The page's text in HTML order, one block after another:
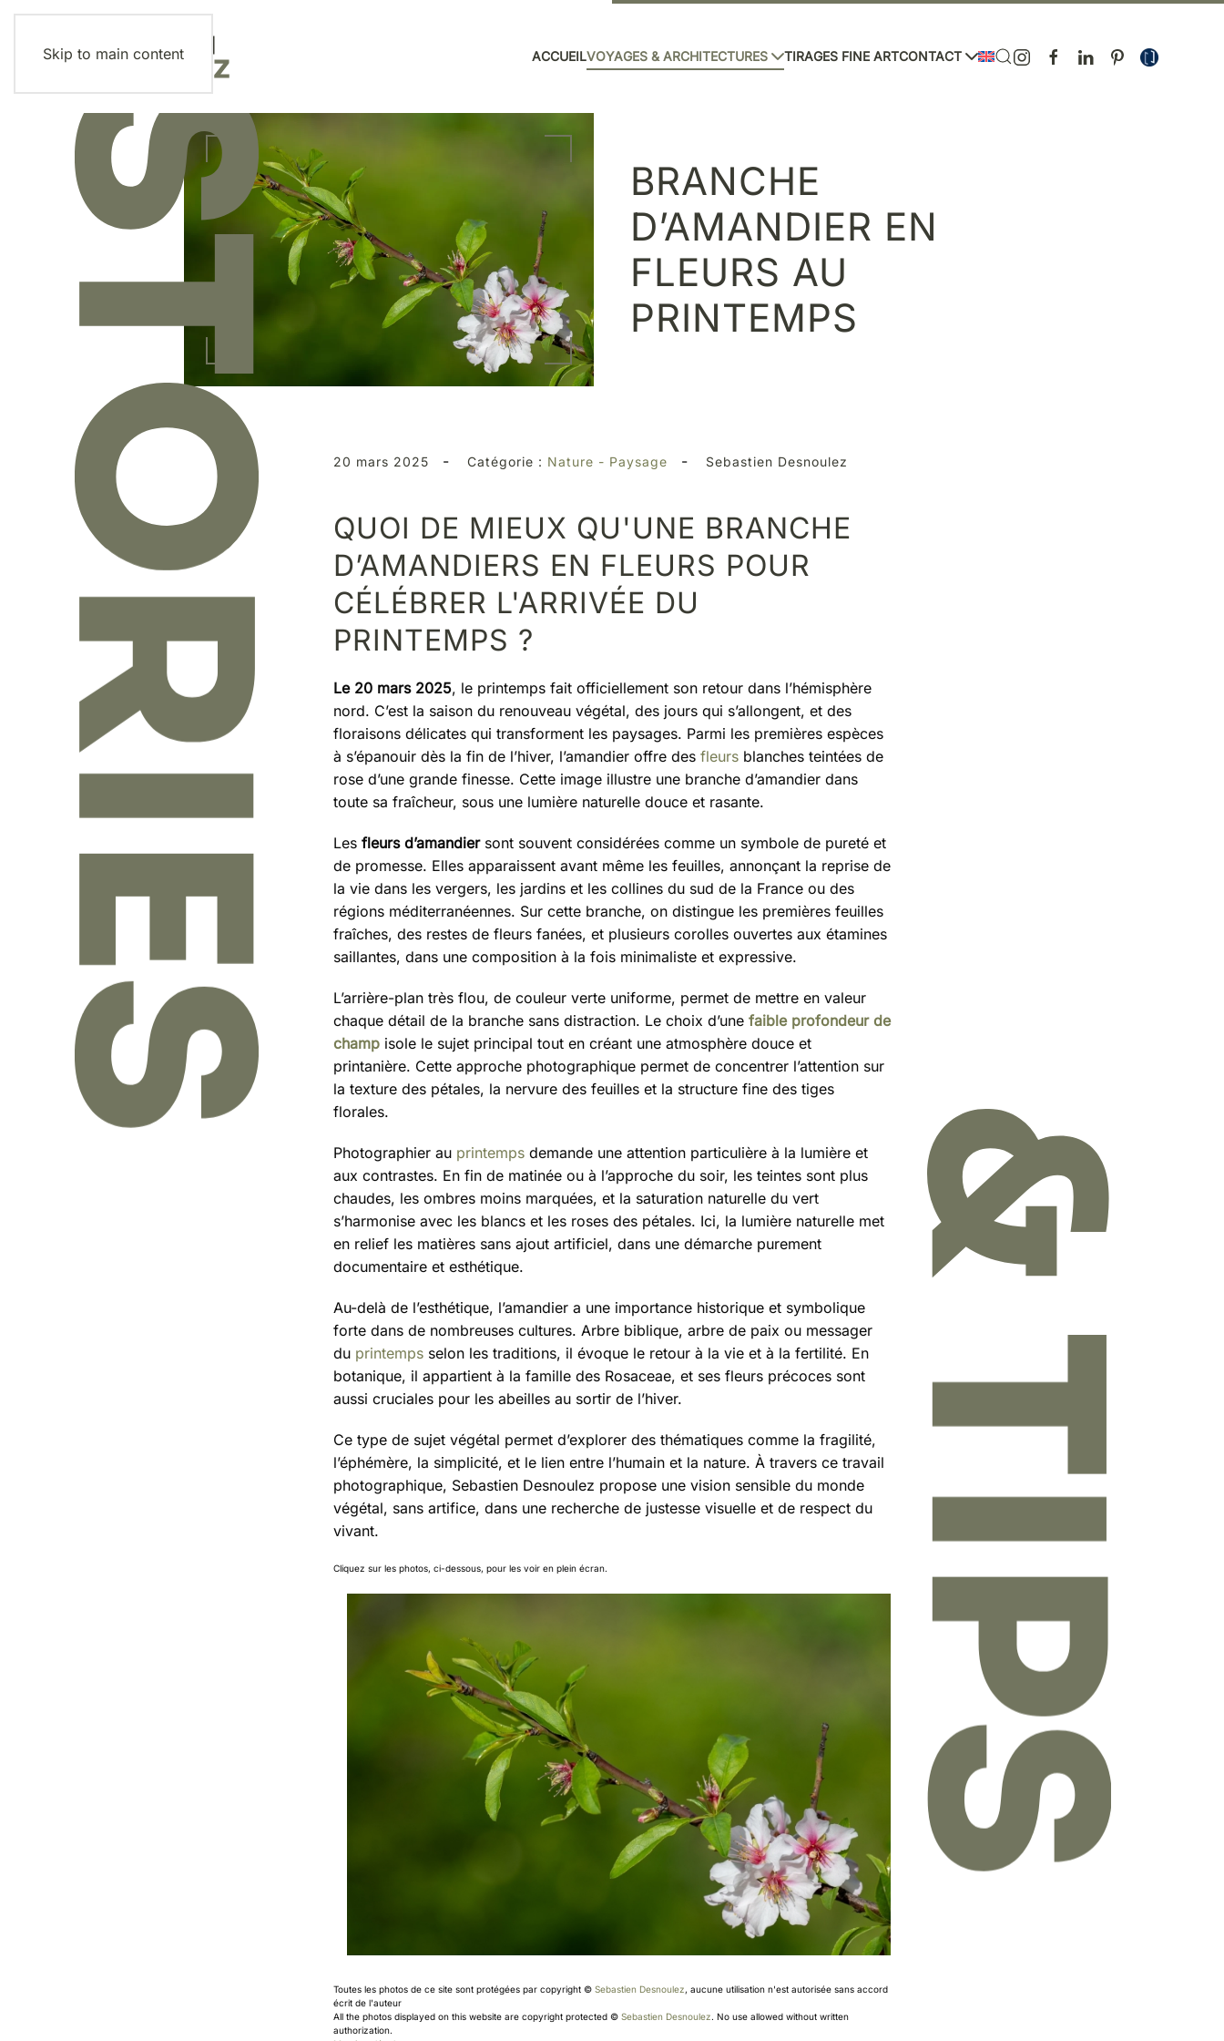
Skip to main content ACCUEILVOYAGES & ARCHITECTURES TIRAGES FINE ARTCONTACT
BRANCHE
D’AMANDIER EN
FLEURS AU
PRINTEMPS
20 mars 2025 - Catégorie : Nature - Paysage - Sebastien Desnoulez
QUOI DE MIEUX QU'UNE BRANCHE
D’AMANDIERS EN FLEURS POUR
CÉLÉBRER L'ARRIVÉE DU
PRINTEMPS ?
Le 20 mars 2025, le printemps fait officiellement son retour dans l’hémisphère
nord. C’est la saison du renouveau végétal, des jours qui s’allongent, et des
floraisons délicates qui transforment les paysages. Parmi les premières espèces
à s’épanouir dès la fin de l’hiver, l’amandier offre des fleurs blanches teintées de
rose d’une grande finesse. Cette image illustre une branche d’amandier dans
toute sa fraîcheur, sous une lumière naturelle douce et rasante.
Les fleurs d’amandiersont souvent considérées comme un symbole de pureté et
de promesse. Elles apparaissent avant même les feuilles, annonçant la reprise de
la vie dans les vergers, les jardins et les collines du sud de la France ou des
régions méditerranéennes. Sur cette branche, on distingue les premières feuilles
fraîches, des restes de fleurs fanées, et plusieurs corolles ouvertes aux étamines
saillantes, dans une composition à la fois minimaliste et expressive.
L’arrière-plan très flou, de couleur verte uniforme, permet de mettre en valeur
chaque détail de la branche sans distraction. Le choix d’une faible profondeur de
champ isole le sujet principal tout en créant une atmosphère douce et
printanière. Cette approche photographique permet de concentrer l’attention sur
la texture des pétales, la nervure des feuilles et la structure fine des tiges
florales.
Photographier au printemps demande une attention particulière à la lumière et
aux contrastes. En fin de matinée ou à l’approche du soir, les teintes sont plus
chaudes, les ombres moins marquées, et la saturation naturelle du vert
s’harmonise avec les blancs et les roses des pétales. Ici, la lumière naturelle met
en relief les matières sans ajout artificiel, dans une démarche purement
documentaire et esthétique.
Au-delà de l’esthétique, l’amandier a une importance historique et symbolique
forte dans de nombreuses cultures. Arbre biblique, arbre de paix ou messager
du printemps selon les traditions, il évoque le retour à la vie et à la fertilité. En
botanique, il appartient à la famille des Rosaceae, et ses fleurs précoces sont
aussi cruciales pour les abeilles au sortir de l’hiver.
Ce type de sujet végétal permet d’explorer des thématiques comme la fragilité,
l’éphémère, la simplicité, et le lien entre l’humain et la nature. À travers ce travail
photographique, Sebastien Desnoulez propose une vision sensible du monde
végétal, sans artifice, dans une recherche de justesse visuelle et de respect du
vivant.
Cliquez sur les photos, ci-dessous, pour les voir en plein écran.
Toutes les photos de ce site sont protégées par copyright © Sebastien Desnoulez, aucune utilisation n'est autorisée sans accord
écrit de l'auteur
All the photos displayed on this website are copyright protected © Sebastien Desnoulez. No use allowed without written
authorization.